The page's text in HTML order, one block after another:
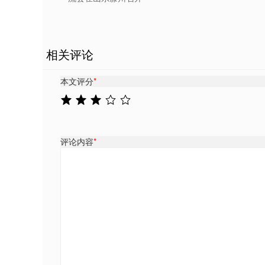
相关评论
本文评分*
评论内容*